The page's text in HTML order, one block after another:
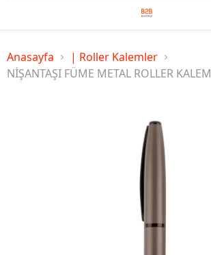
Anasayfa
| Roller Kalemler
NİŞANTAŞI FÜME METAL ROLLER KALEM